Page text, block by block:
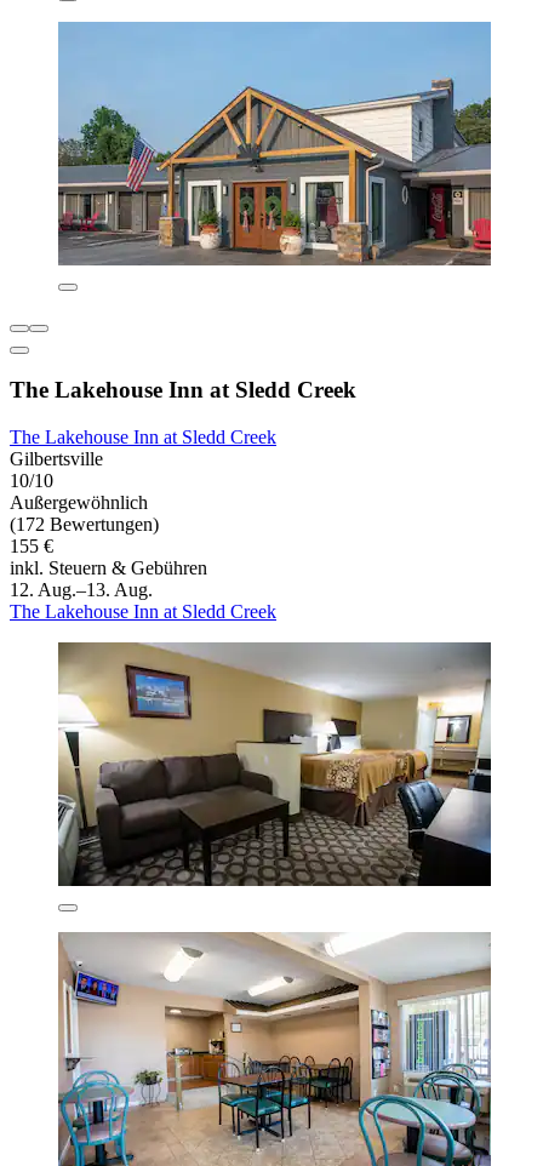
The Lakehouse Inn at Sledd Creek
The Lakehouse Inn at Sledd Creek
Gilbertsville
10/10
Außergewöhnlich
(172 Bewertungen)
155 €
inkl. Steuern & Gebühren
12. Aug.–13. Aug.
The Lakehouse Inn at Sledd Creek